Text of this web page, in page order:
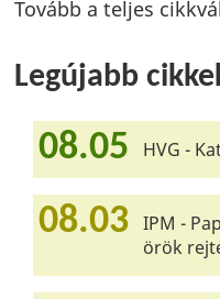
Tovább a teljes
Legújabb
08.05 HVG -
08.03
IPM -
örök